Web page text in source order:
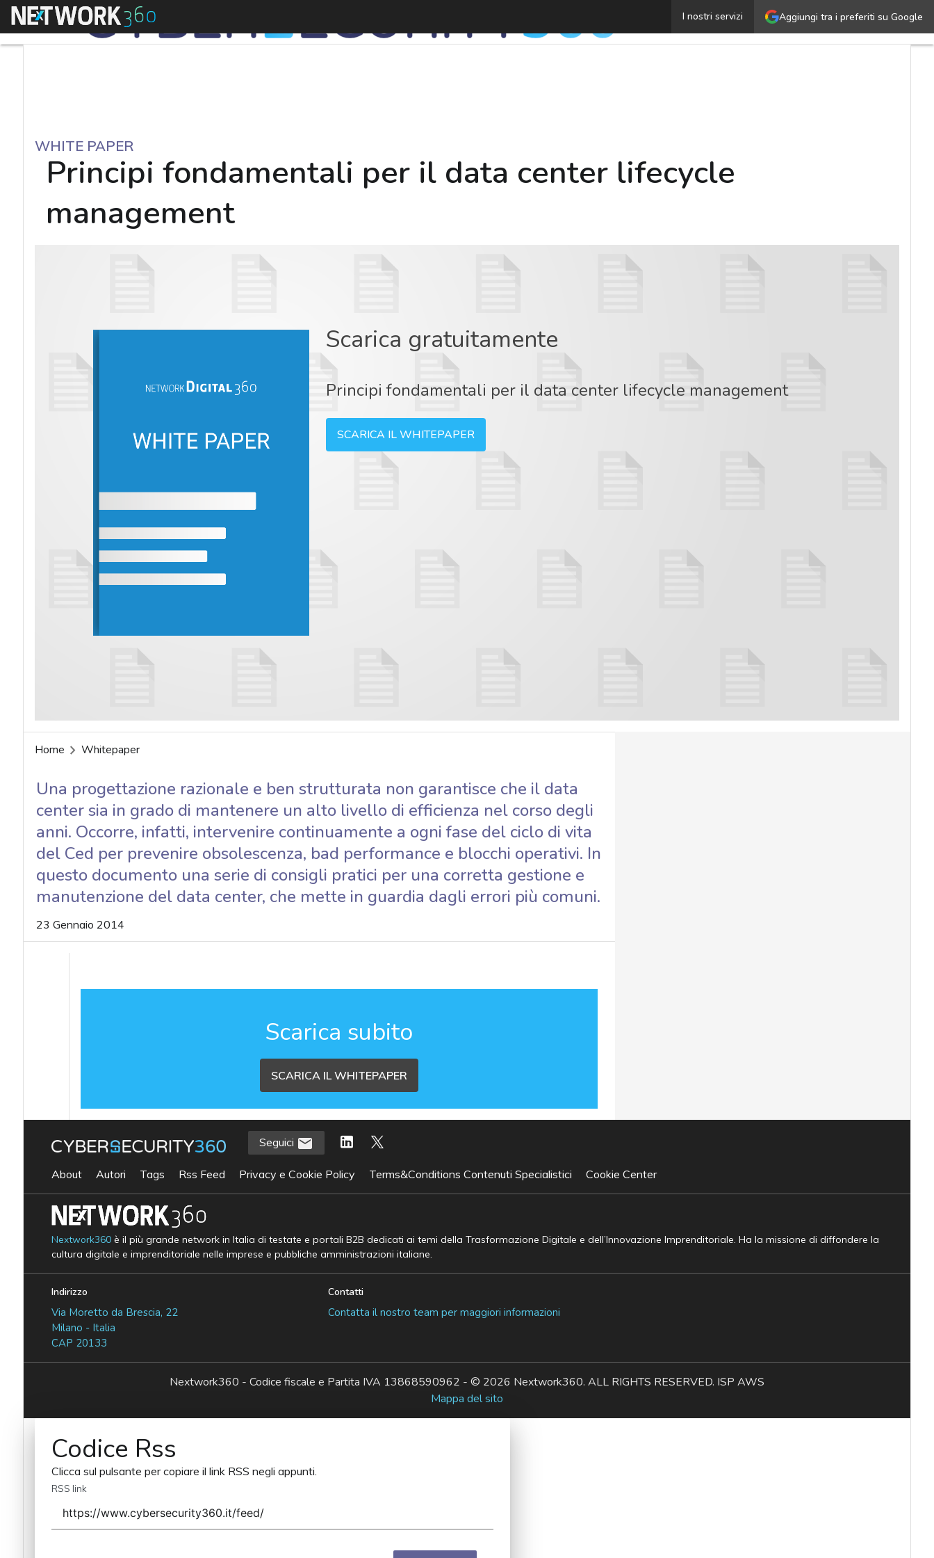
Aggiungi tra i preferiti su Google
I nostri servizi
Menu Principi fondamentali per il data center lifecycle
WHITE PAPER
Principi fondamentali per il data center lifecycle
management
Scarica gratuitamente
Principi fondamentali per il data center lifecycle management
SCARICA IL WHITEPAPER
Home Whitepaper
Una progettazione razionale e ben strutturata non garantisce che il data
center sia in grado di mantenere un alto livello di efficienza nel corso degli
anni. Occorre, infatti, intervenire continuamente a ogni fase del ciclo di vita
del Ced per prevenire obsolescenza, bad performance e blocchi operativi. In
questo documento una serie di consigli pratici per una corretta gestione e
manutenzione del data center, che mette in guardia dagli errori più comuni.
23 Gennaio 2014
Scarica subito
SCARICA IL WHITEPAPER
Seguici
About Autori Tags Rss Feed Privacy e Cookie Policy Terms&Conditions Contenuti Specialistici Cookie Center
Nextwork360è il più grande network in Italia di testate e portali B2B dedicati ai temi della Trasformazione Digitale e dell’Innovazione Imprenditoriale. Ha la missione di diffondere la
cultura digitale e imprenditoriale nelle imprese e pubbliche amministrazioni italiane.
Indirizzo
Via Moretto da Brescia, 22
Milano - Italia
CAP 20133
Contatti
Contatta il nostro team per maggiori informazioni
Nextwork360 - Codice fiscale e Partita IVA 13868590962 - © 2026 Nextwork360. ALL RIGHTS RESERVED. ISP AWS
Mappa del sito
Codice Rss
Clicca sul pulsante per copiare il link RSS negli appunti.
RSS link